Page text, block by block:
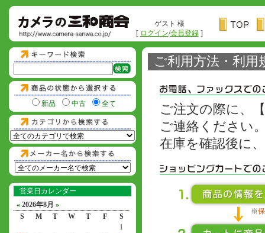
ゲスト 様
[ ログイン/会員登録]
新品 中古 全て
営業日カレンダー
« 2026年8月 »
S
M T W T F
S
1
ご利用方法・利用
ご注文の際に、
ご連絡ください
在庫を確認後に
※